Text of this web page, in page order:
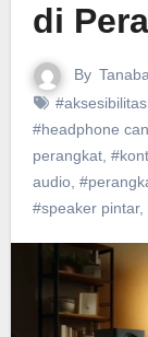
di
By
#headphone
perangkat,
audio,
#speaker pintar,